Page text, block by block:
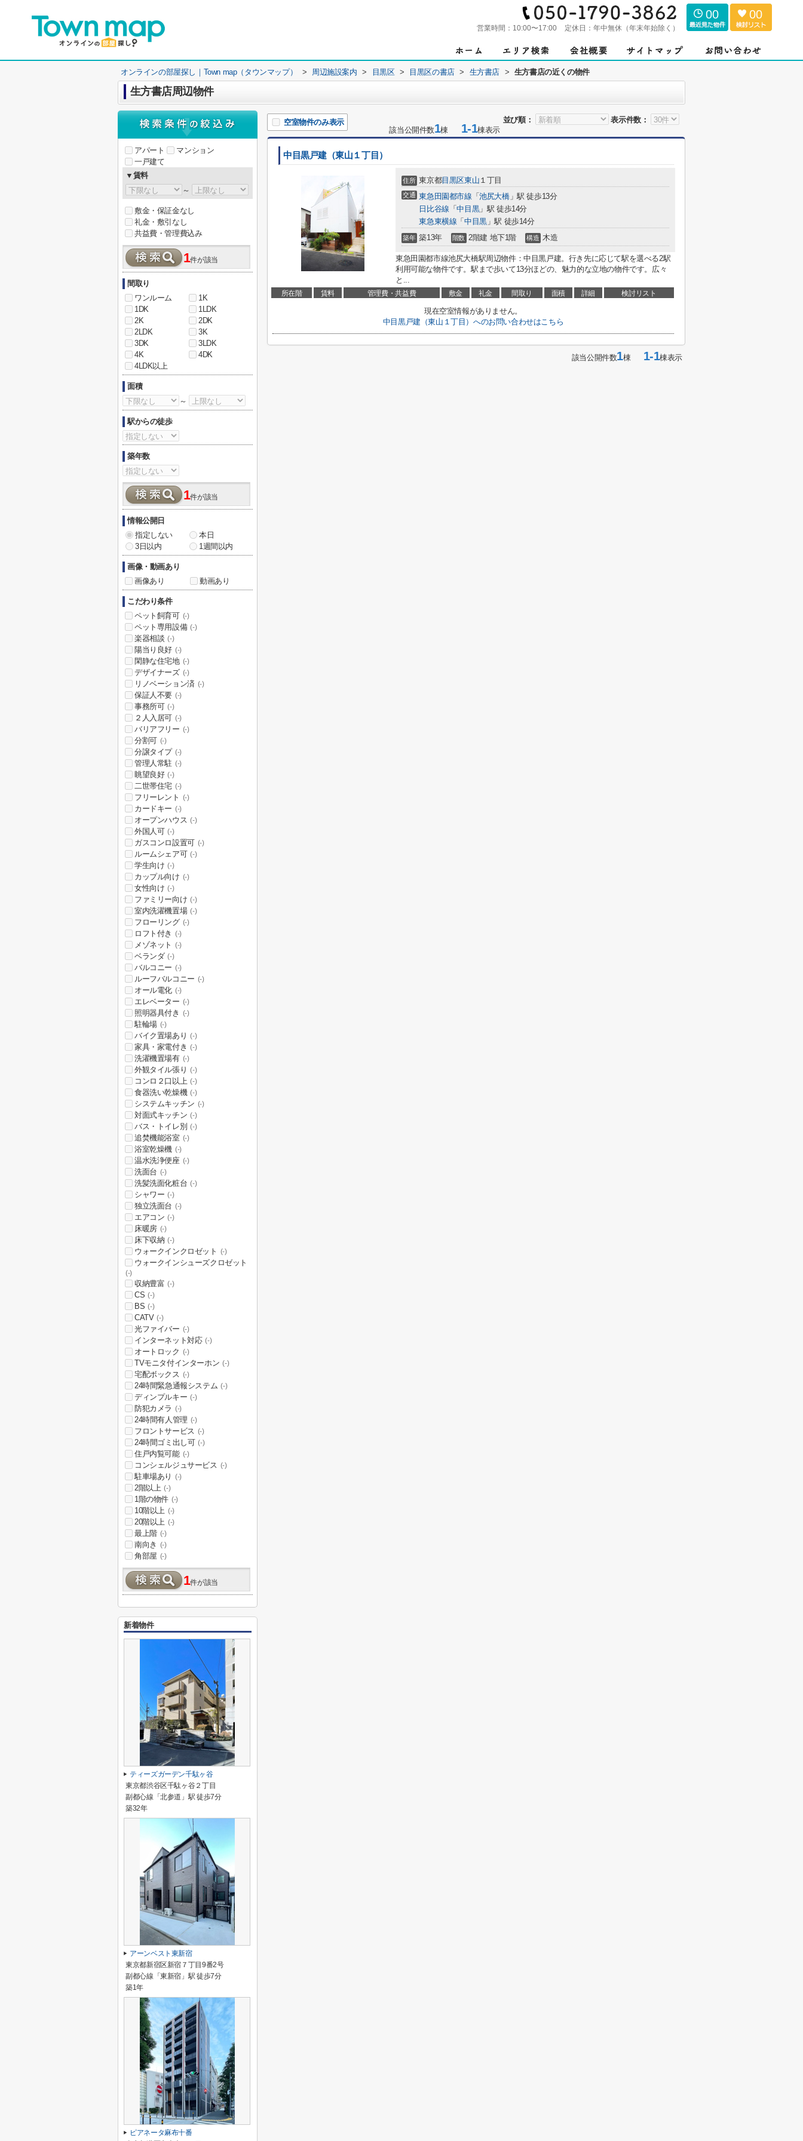
営業時間： 10:00〜17:00 定休日： 年中無休（年末年始除く）
00 00
オンラインの部屋探し｜Town map（タウンマップ） > 周辺施設案内 > 目黒区 > 目黒区の書店 > 生方書店 > 生方書店の近くの物件
生方書店周辺物件
並び順： 表示件数：
空室物件のみ表示
該当公開件数1棟 1-1棟表示
中目黒戸建（東山１丁目）
住所 東京都目黒区東山 １丁目
交通 東急田園都市線 「池尻大橋」駅 徒歩13分
日比谷線 「中目黒」駅 徒歩14分
東急東横線 「 中目黒」駅 徒歩14分
築年 築13年 階数 2階建 地下1階 構造 木造
東急田園都市線池尻大橋駅周辺物件：中目黒戸建。行き先に応じて駅を選べる2駅
利用可能な物件です。駅まで歩いて13分ほどの、魅力的な立地の物件です。広々
と...
所在階 賃料 管理費・共益費 敷金 礼金 間取り 面積 詳細 検討リスト
現在空室情報がありません。
中目黒戸建（東山１丁目）へのお問い合わせはこちら
該当公開件数1棟 1-1棟表示
アパート
マンション
一戸建て
▼賃料
～
敷金・保証金なし
礼金・敷引なし
共益費・管理費込み
1件が該当
間取り
ワンルーム
1K
1DK
1LDK
2K
2DK
2LDK
3K
3DK
3LDK
4K
4DK
4LDK以上
面積
～
駅からの徒歩
築年数
1件が該当
情報公開日
指定しない
本日
3日以内
1週間以内
画像・動画あり
画像あり
動画あり
こだわり条件
ペット飼育可 (-)
ペット専用設備 (-)
楽器相談 (-)
陽当り良好 (-)
閑静な住宅地 (-)
デザイナーズ (-)
リノベーション済 (-)
保証人不要 (-)
事務所可 (-)
２人入居可 (-)
バリアフリー (-)
分割可 (-)
分譲タイプ (-)
管理人常駐 (-)
眺望良好 (-)
二世帯住宅 (-)
フリーレント (-)
カードキー (-)
オープンハウス (-)
外国人可 (-)
ガスコンロ設置可 (-)
ルームシェア可 (-)
学生向け (-)
カップル向け (-)
女性向け (-)
ファミリー向け (-)
室内洗濯機置場 (-)
フローリング (-)
ロフト付き (-)
メゾネット (-)
ベランダ (-)
バルコニー (-)
ルーフバルコニー (-)
オール電化 (-)
エレベーター (-)
照明器具付き (-)
駐輪場 (-)
バイク置場あり (-)
家具・家電付き (-)
洗濯機置場有 (-)
外観タイル張り (-)
コンロ２口以上 (-)
食器洗い乾燥機 (-)
システムキッチン (-)
対面式キッチン (-)
バス・トイレ別 (-)
追焚機能浴室 (-)
浴室乾燥機 (-)
温水洗浄便座 (-)
洗面台 (-)
洗髪洗面化粧台 (-)
シャワー (-)
独立洗面台 (-)
エアコン (-)
床暖房 (-)
床下収納 (-)
ウォークインクロゼット (-)
ウォークインシューズクロゼット
(-)
収納豊富 (-)
CS (-)
BS (-)
CATV (-)
光ファイバー (-)
インターネット対応 (-)
オートロック (-)
TVモニタ付インターホン (-)
宅配ボックス (-)
24時間緊急通報システム (-)
ディンプルキー (-)
防犯カメラ (-)
24時間有人管理 (-)
フロントサービス (-)
24時間ゴミ出し可 (-)
住戸内覧可能 (-)
コンシェルジュサービス (-)
駐車場あり (-)
2階以上 (-)
1階の物件 (-)
10階以上 (-)
20階以上 (-)
最上階 (-)
南向き (-)
角部屋 (-)
1件が該当
新着物件
ティーズガーデン千駄ヶ谷
東京都渋谷区千駄ヶ谷２丁目
副都心線「北参道」駅 徒歩7分
築32年
アーンベスト東新宿
東京都新宿区新宿７丁目9番2号
副都心線「東新宿」駅 徒歩7分
築1年
ピアネータ麻布十番